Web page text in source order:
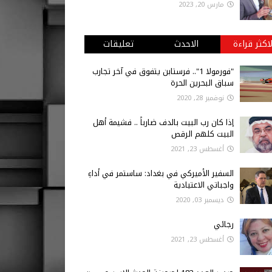
مارس 20, 2023
قراءة الاحدث تعليقات
"فورمولا 1".. فرستابن يتفوق في آخر تجارب
سباق البحرين الحرة
نوفمبر 28, 2020
إذا كان رب البيت بالدف ضارباً .. فشيمة أهل
البيت كلهم الرقص
أغسطس 23, 2021
السفير الأميركي في بغداد: ساستمر في أداءِ
واجباتي الاعتيادية
ديسمبر 03, 2020
رجائي
أغسطس 23, 2021